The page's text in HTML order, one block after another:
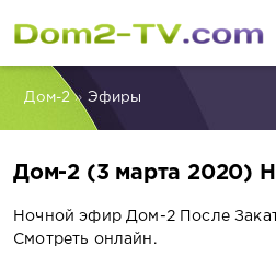
Дом-2» Эфиры
Дом-2 (3 марта 2020)
Ночной эфир Дом-2 После
Смотреть онлайн.